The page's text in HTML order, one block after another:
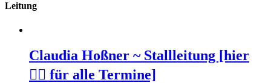
Leitung
Claudia Hoßner ~ Stallleitung [hier
👆🏻 für alle Termine]